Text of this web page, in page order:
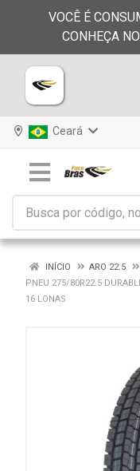
VOCÊ É
CONHEÇA
Ceará
INÍCIO ARO 22.5
PNEU 275/80R22.5
16 LONAS